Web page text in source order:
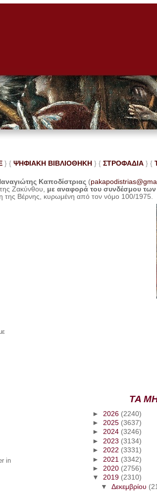
} { ΨΗΦΙΑΚΗ ΒΙΒΛΙΟΘΗΚΗ } { ΣΤΡΟΦΑΔΙΑ } {
Καποδίστριας (
Ζακύνθου, με αναφορά του συνδέσμου
της Βέρνης, κυρωμένη από τον νόμο 100/1975.
in
ΤΑ
► 2026 (2240)
► 2025 (3637)
►2024 (3246)
► 2023 (3134)
►2022 (3331)
► 2021 (3342)
► 2020 (2756)
▼2019 (2310)
▼ Δεκεμβρίου